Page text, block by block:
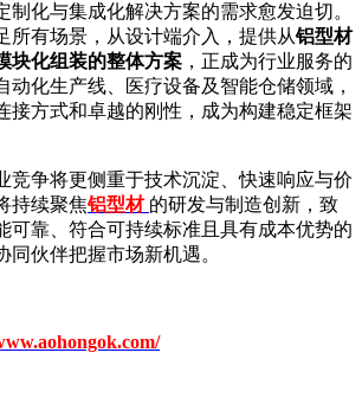
制化与集成化解决方案的需求愈发迫切。
所有场景，从设计端介入，提供从铝型材
块化组装的整体方案 ，正成为行业服务的
动化生产线、医疗设备及智能仓储领域，
接方式和卓越的刚性，成为构建稳定框架
竞争将更侧重于技术沉淀、快速响应与价
持续聚焦铝型材 的研发与制造创新，致
可靠、符合可持续标准且具有成本优势的
同伙伴把握市场新机遇。